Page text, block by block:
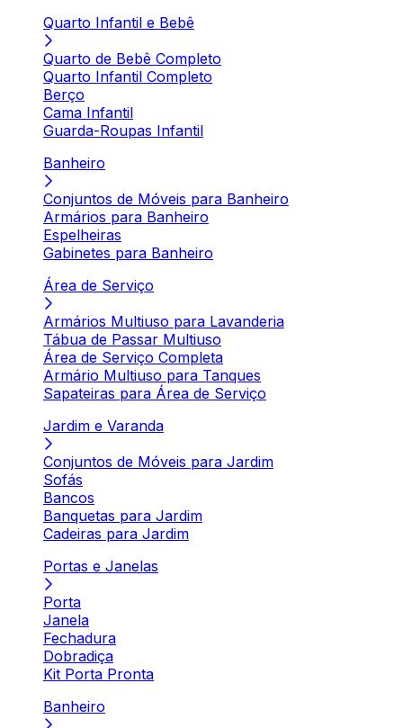
Quarto Infantil e Bebê
Quarto de Bebê Completo
Quarto Infantil Completo
Berço
Cama Infantil
Guarda-Roupas Infantil
Banheiro
Conjuntos de Móveis para Banheiro
Armários para Banheiro
Espelheiras
Gabinetes para Banheiro
Área de Serviço
Armários Multiuso para Lavanderia
Tábua de Passar Multiuso
Área de Serviço Completa
Armário Multiuso para Tanques
Sapateiras para Área de Serviço
Jardim e Varanda
Conjuntos de Móveis para Jardim
Sofás
Bancos
Banquetas para Jardim
Cadeiras para Jardim
Portas e Janelas
Porta
Janela
Fechadura
Dobradiça
Kit Porta Pronta
Banheiro